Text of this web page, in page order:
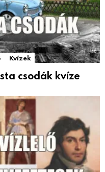
Kvízek
csodák kvíze